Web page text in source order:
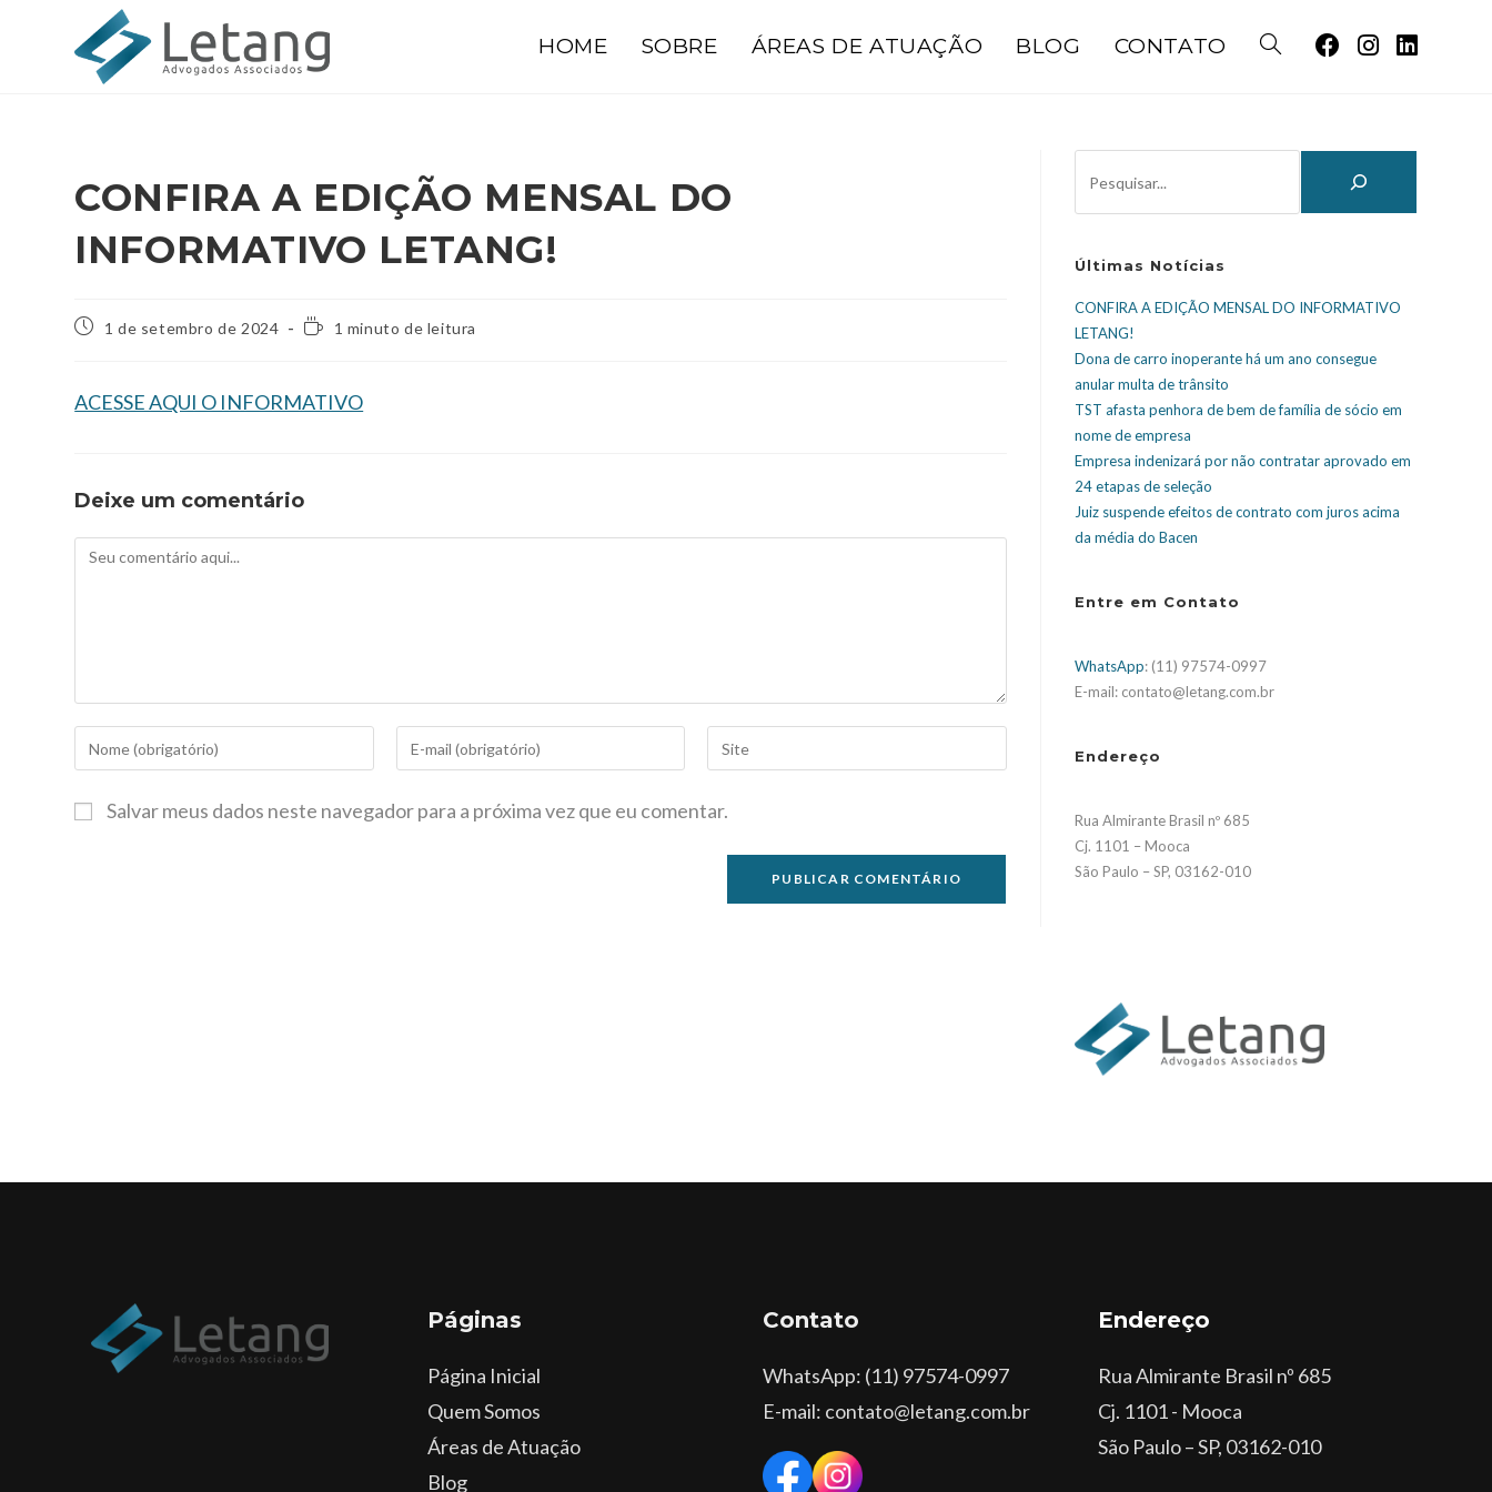
HOME SOBRE ÁREAS DE ATUAÇÃO BLOG CONTATO
CONFIRA A EDIÇÃO MENSAL DO
INFORMATIVO LETANG!
1 de setembro de 2024 1 minuto de leitura
ACESSE AQUI O INFORMATIVO
Deixe um comentário
Salvar meus dados neste navegador para a próxima vez que eu comentar.
Últimas Notícias
CONFIRA A EDIÇÃO MENSAL DO INFORMATIVO
LETANG!
Dona de carro inoperante há um ano consegue
anular multa de trânsito
TST afasta penhora de bem de família de sócio em
nome de empresa
Empresa indenizará por não contratar aprovado em
24 etapas de seleção
Juiz suspende efeitos de contrato com juros acima
da média do Bacen
Entre em Contato
WhatsApp: (11) 97574-0997
E-mail: contato@letang.com.br
Endereço
Rua Almirante Brasil nº 685
Cj. 1101 – Mooca
São Paulo – SP, 03162-010
Páginas
Página Inicial
Quem Somos
Áreas de Atuação
Blog
Contato
WhatsApp: (11) 97574-0997
E-mail: contato@letang.com.br
Endereço
Rua Almirante Brasil nº 685
Cj. 1101 - Mooca
São Paulo – SP, 03162-010